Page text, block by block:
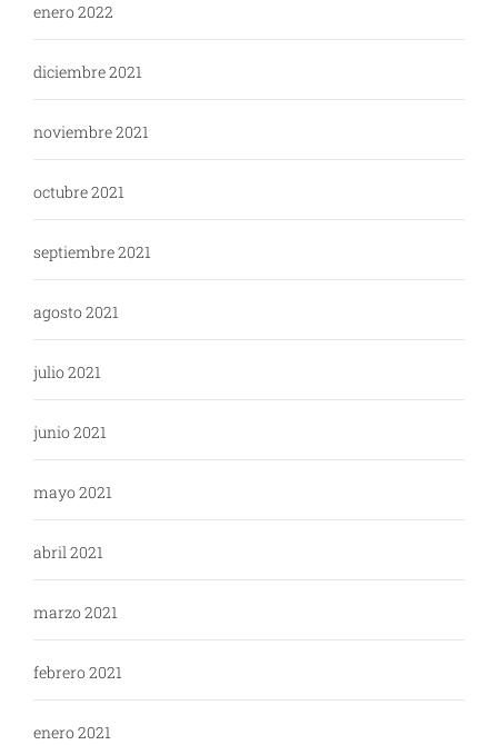
enero 2022
diciembre 2021
noviembre 2021
octubre 2021
septiembre 2021
agosto 2021
julio 2021
junio 2021
mayo 2021
abril 2021
marzo 2021
febrero 2021
enero 2021